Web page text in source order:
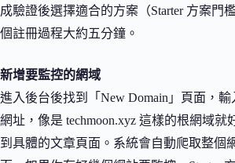
成驗證後選擇適合的方案（Starter 方案門
個註冊過程大約五分鐘。
新增要監控的網域
進入後台後找到「New Domain」頁面，
網址，像是 techmoon.xyz 這樣的根網域就
到具體的文章頁面。系統會自動爬取整個